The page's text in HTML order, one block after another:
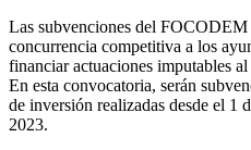
Las subvenciones del FOCODEM
concurrencia competitiva a los
financiar actuaciones imputables
En esta convocatoria, serán
de inversión realizadas desde el 1
2023.